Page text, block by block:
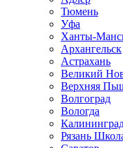
Тюмень
Уфа
Ханты-
Архангельск
Астрахань
Великий
Верхняя
Волгоград
Вологда
Рязань